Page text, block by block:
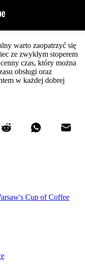
warto zaopatrzyć się
ze zwykłym stoperem
czas, który można
obsługi oraz
w każdej dobrej
Cup of Coffee